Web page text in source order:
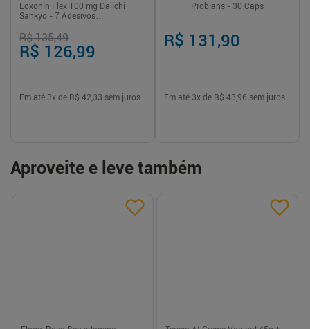
Loxonin Flex 100 mg Daiichi
Sankyo - 7 Adesivos
R$ 135,49
R$ 126,99
Em até 3x de R$ 42,33 sem juros
Probians - 30 Caps
R$ 131,90
Em até 3x de R$ 43,96 sem juros
Aproveite e leve também